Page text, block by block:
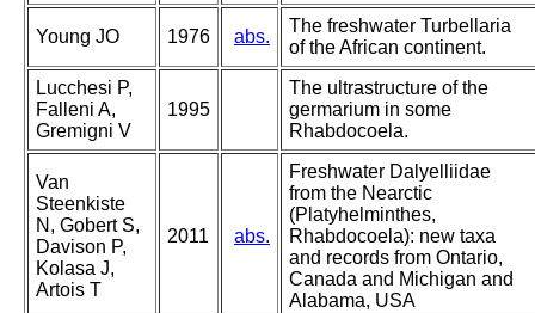
Young JO 1976 abs.
The freshwater Turbellaria
of the African continent.
Lucchesi P,
Falleni A,
Gremigni V
1995
The ultrastructure of the
germarium in some
Rhabdocoela.
Van
Steenkiste
N, Gobert S,
Davison P,
Kolasa J,
Artois T
2011 abs.
Freshwater Dalyelliidae
from the Nearctic
(Platyhelminthes,
Rhabdocoela): new taxa
and records from Ontario,
Canada and Michigan and
Alabama, USA